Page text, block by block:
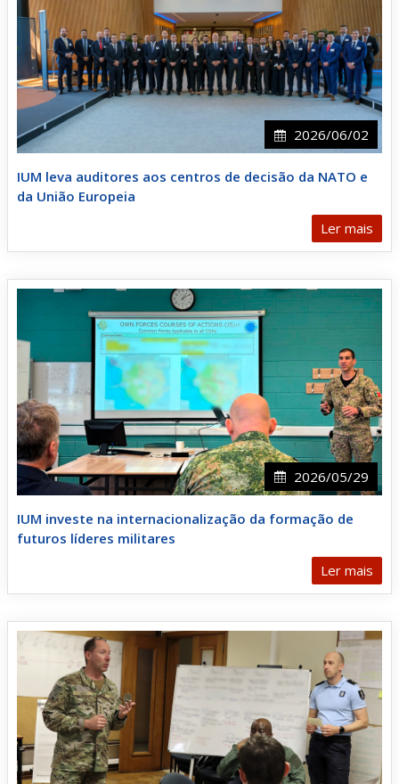
2026/06/02
IUM leva auditores aos centros de decisão da NATO e
da União Europeia
Ler mais
2026/05/29
IUM investe na internacionalização da formação de
futuros líderes militares
Ler mais